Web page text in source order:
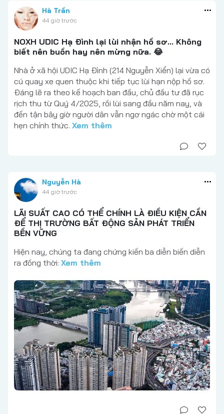
Hà Trần
44 giờ trước
NOXH UDIC Hạ Đình lại lùi nhận hồ sơ... Không
biết nên buồn hay nên mừng nữa. 😂
Nhà ở xã hội UDIC Hạ Đình (214 Nguyễn Xiển) lại vừa có
cú quay xe quen thuộc khi tiếp tục lùi hạn nộp hồ sơ.
Đáng lẽ ra theo kế hoạch ban đầu, chủ đầu tư đã rục
rịch thu từ Quý 4/2025, rồi lùi sang đầu năm nay, và
đến tận bây giờ người dân vẫn ngơ ngác chờ một cái
hẹn chính thức. Xem thêm
Nguyễn Hà
44 giờ trước
LÃI SUẤT CAO CÓ THỂ CHÍNH LÀ ĐIỀU KIỆN CẦN
ĐỂ THỊ TRƯỜNG BẤT ĐỘNG SẢN PHÁT TRIỂN
BỀN VỮNG
Hiện nay, chúng ta đang chứng kiến ba diễn biến diễn
ra đồng thời: Xem thêm